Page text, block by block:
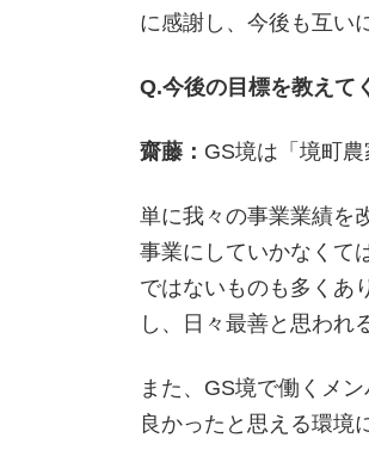
に感謝し、今後も互い
Q.今後の目標を教えて
齋藤： GS境は「境町
単に我々の事業業績を
事業にしていかなくて
ではないものも多くあ
し、日々最善と思われ
また、GS境で働くメ
良かったと思える環境